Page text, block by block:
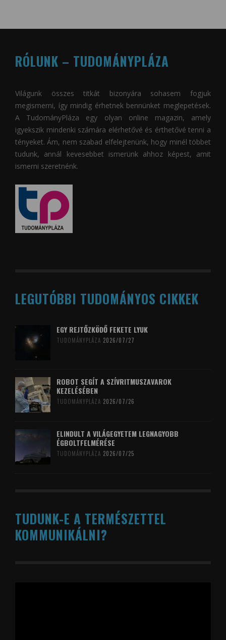
RÓLUNK – TUDOMÁNYPLÁZA
Világunk összes titkát bizonyára sohasem fogjuk
megismerni, így mindig érhetnek bennünket meglepetések.
A TudományPláza egy olyan online magazin, amely
igyekszik mindenki számára elérhetővé és érthetővé tenni a
tényeket. Ám, nem szabad elfelejtenünk, hogy minél többet
tudunk, annál kevesebbet ismerünk ahhoz képest, amit
ismerni szeretnénk.
LEGUTÓBBI TUDOMÁNYOS CIKKEK
EGY REJTŐZKÖDŐ FEKETE LYUK
TUDOMÁNYPLÁZA 2026/07/27
ROBOT SEGÍT A SZÍVRITMUSZAVAROK
KEZELÉSÉBEN
TUDOMÁNYPLÁZA 2026/07/26
ELINDULT A VILÁGEGYETEM LEGNAGYOBB
ÉGBOLTFELMÉRÉSE
TUDOMÁNYPLÁZA 2026/07/25
TUDUNK-E A TERMÉSZETTEL
KOMMUNIKÁLNI?